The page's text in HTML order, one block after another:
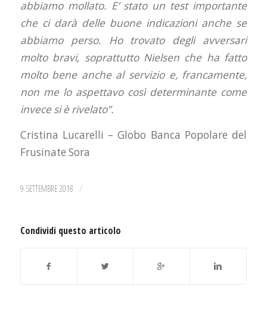
abbiamo mollato. E’ stato un test importante
che ci darà delle buone indicazioni anche se
abbiamo perso. Ho trovato degli avversari
molto bravi, soprattutto Nielsen che ha fatto
molto bene anche al servizio e, francamente,
non me lo aspettavo così determinante come
invece si è rivelato”.
Cristina Lucarelli – Globo Banca Popolare del
Frusinate Sora
9 SETTEMBRE 2018 /
Condividi questo articolo